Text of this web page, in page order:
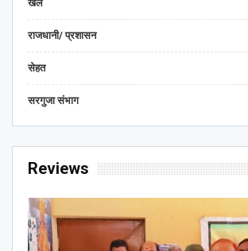
खेल
राजधानी/ प्रशासन
सेहत
सरगुजा संभाग
Reviews